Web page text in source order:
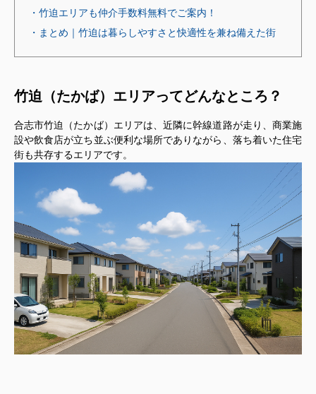
・竹迫エリアも仲介手数料無料でご案内！
・まとめ｜竹迫は暮らしやすさと快適性を兼ね備えた街
竹迫（たかば）エリアってどんなところ？
合志市竹迫（たかば）エリアは、近隣に幹線道路が走り、商業施
設や飲食店が立ち並ぶ便利な場所でありながら、落ち着いた住宅
街も共存するエリアです。